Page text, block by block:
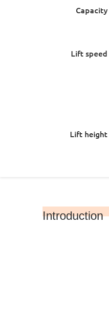
Capacity
Lift speed
Lift height
Introduction